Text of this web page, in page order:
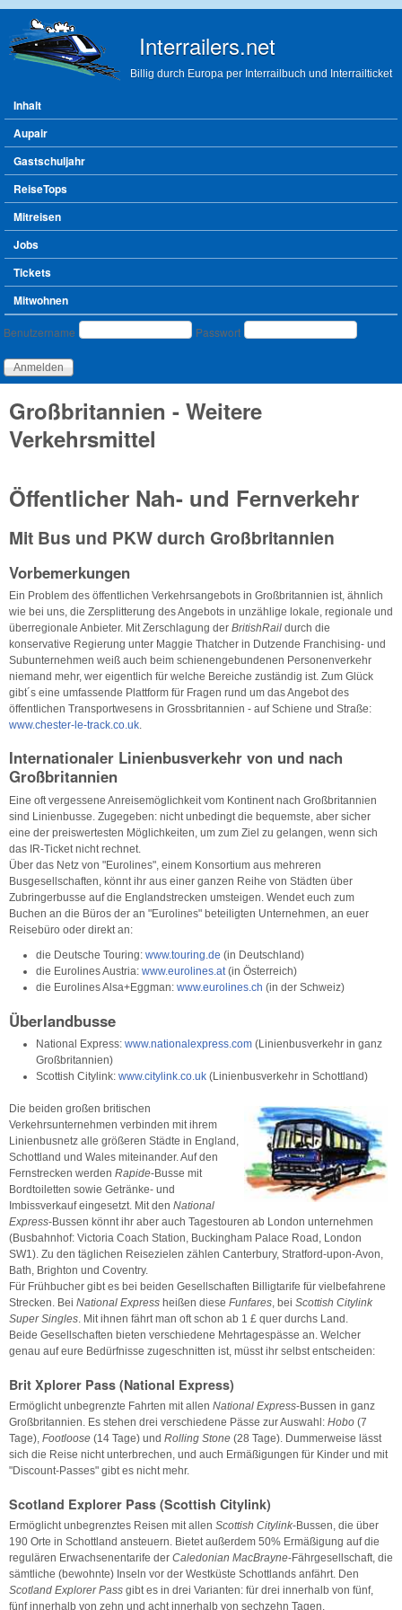
Interrailers.net
Billig durch Europa per Interrailbuch und Interrailticket
Hauptmenü
Inhalt
Aupair
Gastschuljahr
ReiseTops
Mitreisen
Jobs
Tickets
Mitwohnen
Benutzeranmeldung
Benutzername Passwort
Großbritannien - Weitere
Verkehrsmittel
Öffentlicher Nah- und Fernverkehr
Mit Bus und PKW durch Großbritannien
Vorbemerkungen
Ein Problem des öffentlichen Verkehrsangebots in Großbritannien ist, ähnlich
wie bei uns, die Zersplitterung des Angebots in unzählige lokale, regionale und
überregionale Anbieter. Mit Zerschlagung der BritishRail durch die
konservative Regierung unter Maggie Thatcher in Dutzende Franchising- und
Subunternehmen weiß auch beim schienengebundenen Personenverkehr
niemand mehr, wer eigentlich für welche Bereiche zuständig ist. Zum Glück
gibt´s eine umfassende Plattform für Fragen rund um das Angebot des
öffentlichen Transportwesens in Grossbritannien - auf Schiene und Straße:
www.chester-le-track.co.uk.
Internationaler Linienbusverkehr von und nach
Großbritannien
Eine oft vergessene Anreisemöglichkeit vom Kontinent nach Großbritannien
sind Linienbusse. Zugegeben: nicht unbedingt die bequemste, aber sicher
eine der preiswertesten Möglichkeiten, um zum Ziel zu gelangen, wenn sich
das IR-Ticket nicht rechnet.
Über das Netz von "Eurolines", einem Konsortium aus mehreren
Busgesellschaften, könnt ihr aus einer ganzen Reihe von Städten über
Zubringerbusse auf die Englandstrecken umsteigen. Wendet euch zum
Buchen an die Büros der an "Eurolines" beteiligten Unternehmen, an euer
Reisebüro oder direkt an:
die Deutsche Touring: www.touring.de (in Deutschland)
die Eurolines Austria: www.eurolines.at (in Österreich)
die Eurolines Alsa+Eggman: www.eurolines.ch (in der Schweiz)
Überlandbusse
National Express: www.nationalexpress.com (Linienbusverkehr in ganz
Großbritannien)
Scottish Citylink: www.citylink.co.uk (Linienbusverkehr in Schottland)
Die beiden großen britischen
Verkehrsunternehmen verbinden mit ihrem
Linienbusnetz alle größeren Städte in England,
Schottland und Wales miteinander. Auf den
Fernstrecken werden Rapide-Busse mit
Bordtoiletten sowie Getränke- und
Imbissverkauf eingesetzt. Mit den National
Express-Bussen könnt ihr aber auch Tagestouren ab London unternehmen
(Busbahnhof: Victoria Coach Station, Buckingham Palace Road, London
SW1). Zu den täglichen Reisezielen zählen Canterbury, Stratford-upon-Avon,
Bath, Brighton und Coventry.
Für Frühbucher gibt es bei beiden Gesellschaften Billigtarife für vielbefahrene
Strecken. Bei National Express heißen diese Funfares, bei Scottish Citylink
Super Singles. Mit ihnen fährt man oft schon ab 1 £ quer durchs Land.
Beide Gesellschaften bieten verschiedene Mehrtagespässe an. Welcher
genau auf eure Bedürfnisse zugeschnitten ist, müsst ihr selbst entscheiden:
Brit Xplorer Pass (National Express)
Ermöglicht unbegrenzte Fahrten mit allen National Express-Bussen in ganz
Großbritannien. Es stehen drei verschiedene Pässe zur Auswahl: Hobo (7
Tage), Footloose (14 Tage) und Rolling Stone (28 Tage). Dummerweise lässt
sich die Reise nicht unterbrechen, und auch Ermäßigungen für Kinder und mit
"Discount-Passes" gibt es nicht mehr.
Scotland Explorer Pass (Scottish Citylink)
Ermöglicht unbegrenztes Reisen mit allen Scottish Citylink-Bussen, die über
190 Orte in Schottland ansteuern. Bietet außerdem 50% Ermäßigung auf die
regulären Erwachsenentarife der Caledonian MacBrayne-Fährgesellschaft, die
sämtliche (bewohnte) Inseln vor der Westküste Schottlands anfährt. Den
Scotland Explorer Pass gibt es in drei Varianten: für drei innerhalb von fünf,
fünf innerhalb von zehn und acht innerhalb von sechzehn Tagen.